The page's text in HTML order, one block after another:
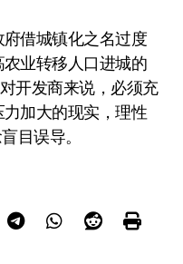
借城镇化之名过度
业转移人口进城的
开发商来说，必须充
加大的现实，理性
目误导。